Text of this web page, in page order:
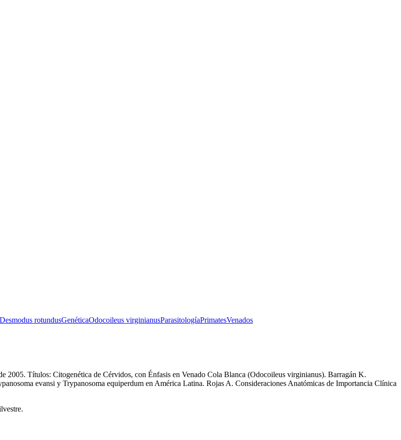
Desmodus rotundusGenéticaOdocoileus virginianusParasitologíaPrimatesVenados
2005. Títulos: Citogenética de Cérvidos, con Énfasis en Venado Cola Blanca (Odocoileus virginianus). Barragán K.
evansi y Trypanosoma equiperdum en América Latina. Rojas A. Consideraciones Anatómicas de Importancia Clínica